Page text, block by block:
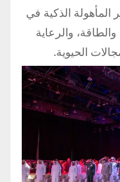
المأهولة الذكية في
والرعاية
الحيوية.